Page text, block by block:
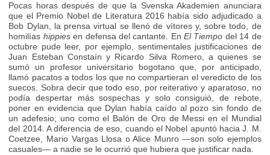
Pocas horas después de que la Svenska Akademien anunciara
que el Premio Nobel de Literatura 2016 había sido adjudicado a
Bob Dylan, la prensa virtual se llenó de vítores y, sobre todo, de
homilías hippiesen defensa del cantante. En El Tiempo del 14 de
octubre pude leer, por ejemplo, sentimentales justificaciones de
Juan Esteban Constaín y Ricardo Silva Romero, a quienes se
sumó un profesor universitario bogotano que, por anticipado,
llamó pacatos a todos los que no compartieran el veredicto de los
suecos. Sobra decir que todo eso, por reiterativo y aparatoso, no
podía despertar más sospechas y solo consiguió, de rebote,
poner en evidencia que Dylan había caído al pozo sin fondo de
un adefesio; uno como el Balón de Oro de Messi en el Mundial
del 2014. A diferencia de eso, cuando el Nobel apuntó hacia J. M.
Coetzee, Mario Vargas Llosa o Alice Munro —son solo ejemplos
casuales— a nadie se le ocurrió que hubiera que justificar nada.